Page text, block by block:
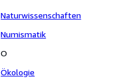
Naturwissenschaften
Numismatik
O
Ökologie